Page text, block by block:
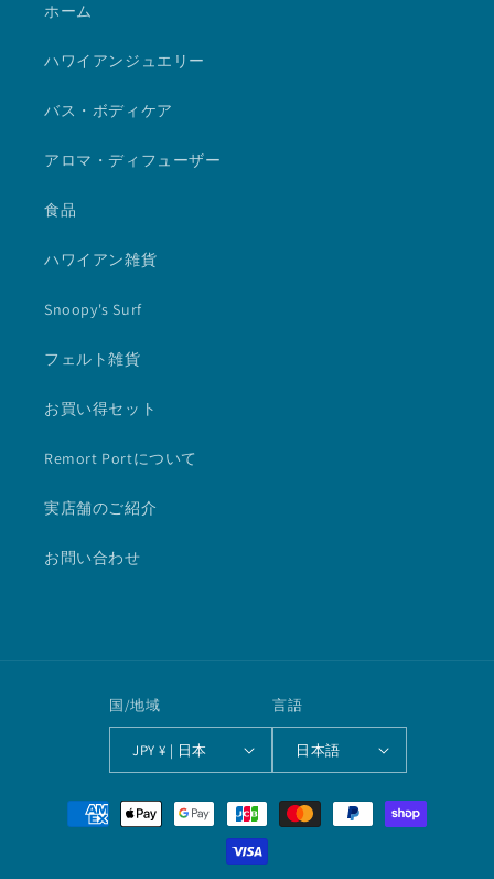
ホーム
ハワイアンジュエリー
バス・ボディケア
アロマ・ディフューザー
食品
ハワイアン雑貨
Snoopy's Surf
フェルト雑貨
お買い得セット
Remort Portについて
実店舗のご紹介
お問い合わせ
国/地域
JPY ¥ | 日本
言語
日本語